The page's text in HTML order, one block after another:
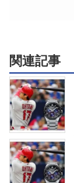
関連記事